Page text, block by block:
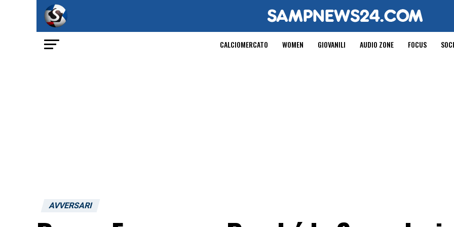
CALCIOMERCATO WOMEN GIOVANILI AUDIO ZONE FOCUS
AVVERSARI